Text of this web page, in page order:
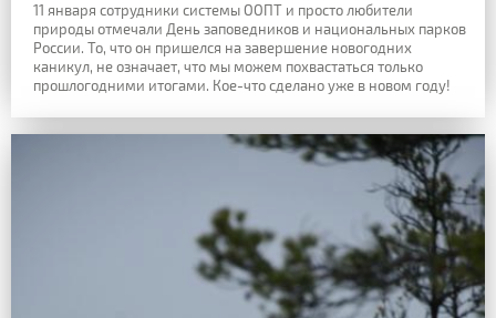
11 января сотрудники системы ООПТ и просто любители
природы отмечали День заповедников и национальных парков
России. То, что он пришелся на завершение новогодних
каникул, не означает, что мы можем похвастаться только
прошлогодними итогами. Кое-что сделано уже в новом году!